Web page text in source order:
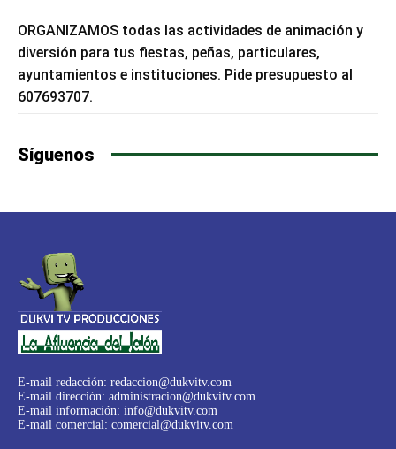
ORGANIZAMOS todas las actividades de animación y
diversión para tus fiestas, peñas, particulares,
ayuntamientos e instituciones. Pide presupuesto al
607693707.
Síguenos
E-mail redacción: redaccion@dukvitv.com
E-mail dirección: administracion@dukvitv.com
E-mail información: info@dukvitv.com
E-mail comercial: comercial@dukvitv.com